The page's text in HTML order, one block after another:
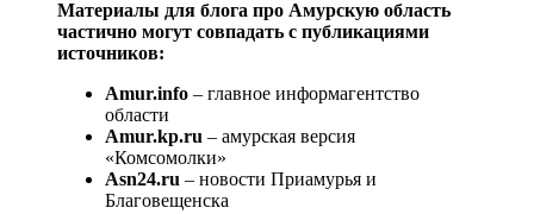
Материалы для блога про Амурскую область
частично могут совпадать с публикациями
источников:
Amur.info – главное информагентство
области
Amur.kp.ru – амурская версия
«Комсомолки»
Asn24.ru – новости Приамурья и
Благовещенска